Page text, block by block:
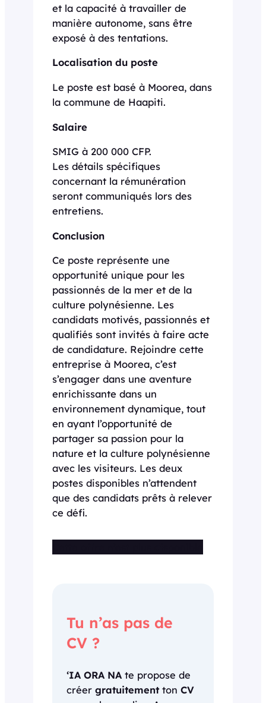
et la capacité à travailler de
manière autonome, sans être
exposé à des tentations.
Localisation du poste
Le poste est basé à Moorea, dans
la commune de Haapiti.
Salaire
SMIG à 200 000 CFP.
Les détails spécifiques
concernant la rémunération
seront communiqués lors des
entretiens.
Conclusion
Ce poste représente une
opportunité unique pour les
passionnés de la mer et de la
culture polynésienne. Les
candidats motivés, passionnés et
qualifiés sont invités à faire acte
de candidature. Rejoindre cette
entreprise à Moorea, c’est
s’engager dans une aventure
enrichissante dans un
environnement dynamique, tout
en ayant l’opportunité de
partager sa passion pour la
nature et la culture polynésienne
avec les visiteurs. Les deux
postes disponibles n’attendent
que des candidats prêts à relever
ce défi.
Tu n’as pas de
CV ?
‘IA ORA NA te propose de
créer gratuitementton CV